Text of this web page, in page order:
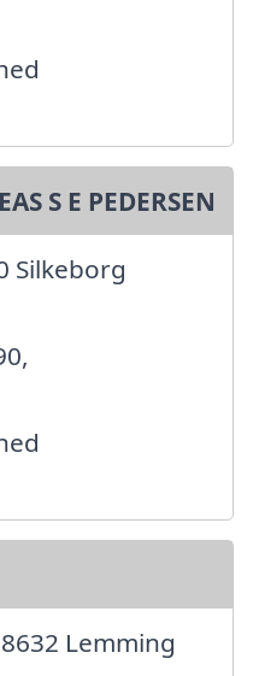
S E PEDERSEN
Silkeborg
Lemming